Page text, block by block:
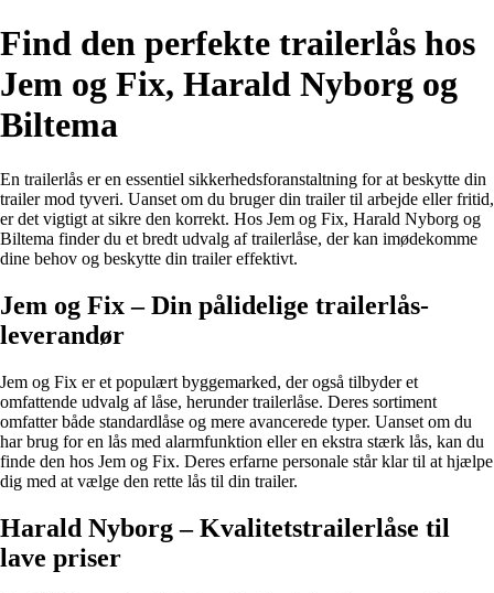
Find den perfekte trailerlås hos
Jem og Fix, Harald Nyborg og
Biltema
En trailerlås er en essentiel sikkerhedsforanstaltning for at beskytte din
trailer mod tyveri. Uanset om du bruger din trailer til arbejde eller fritid,
er det vigtigt at sikre den korrekt. Hos Jem og Fix, Harald Nyborg og
Biltema finder du et bredt udvalg af trailerlåse, der kan imødekomme
dine behov og beskytte din trailer effektivt.
Jem og Fix – Din pålidelige trailerlås-
leverandør
Jem og Fix er et populært byggemarked, der også tilbyder et
omfattende udvalg af låse, herunder trailerlåse. Deres sortiment
omfatter både standardlåse og mere avancerede typer. Uanset om du
har brug for en lås med alarmfunktion eller en ekstra stærk lås, kan du
finde den hos Jem og Fix. Deres erfarne personale står klar til at hjælpe
dig med at vælge den rette lås til din trailer.
Harald Nyborg – Kvalitetstrailerlåse til
lave priser